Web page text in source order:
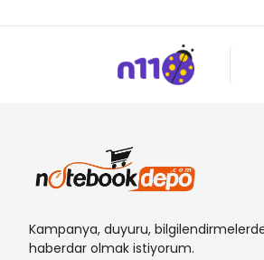
Kampanya, duyuru,
haberdar olmak istiyorum.